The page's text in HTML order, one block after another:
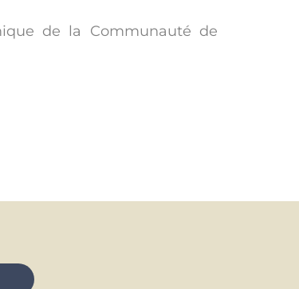
de la Communauté de